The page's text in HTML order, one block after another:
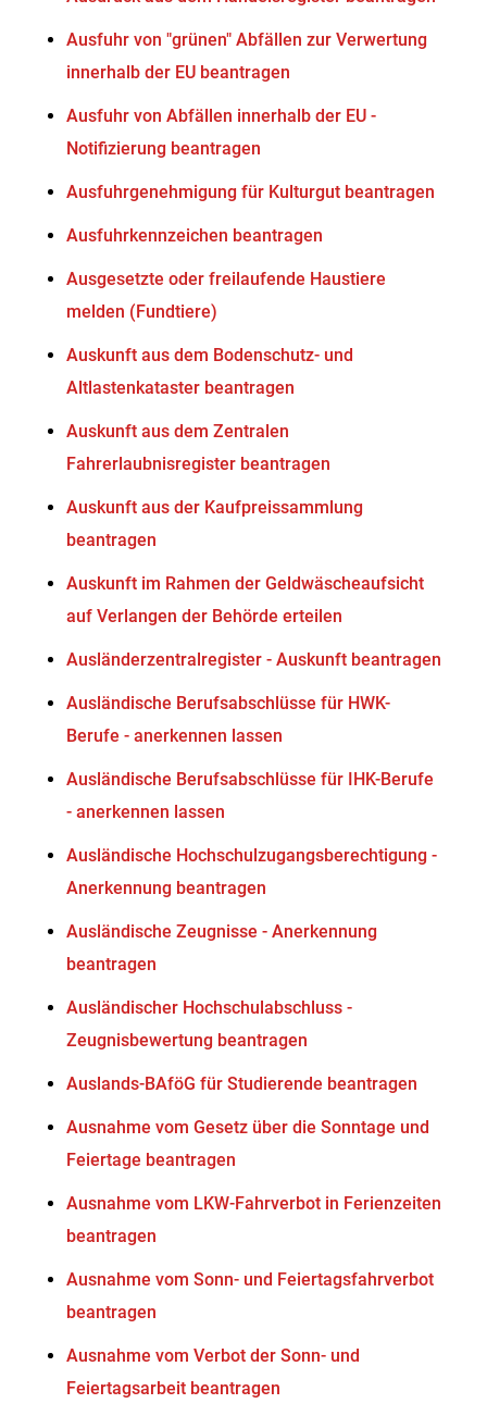
Ausfuhr von "grünen" Abfällen zur Verwertung
innerhalb der EU beantragen
Ausfuhr von Abfällen innerhalb der EU -
Notifizierung beantragen
Ausfuhrgenehmigung für Kulturgut beantragen
Ausfuhrkennzeichen beantragen
Ausgesetzte oder freilaufende Haustiere
melden (Fundtiere)
Auskunft aus dem Bodenschutz- und
Altlastenkataster beantragen
Auskunft aus dem Zentralen
Fahrerlaubnisregister beantragen
Auskunft aus der Kaufpreissammlung
beantragen
Auskunft im Rahmen der Geldwäscheaufsicht
auf Verlangen der Behörde erteilen
Ausländerzentralregister - Auskunft beantragen
Ausländische Berufsabschlüsse für HWK-
Berufe - anerkennen lassen
Ausländische Berufsabschlüsse für IHK-Berufe
- anerkennen lassen
Ausländische Hochschulzugangsberechtigung -
Anerkennung beantragen
Ausländische Zeugnisse - Anerkennung
beantragen
Ausländischer Hochschulabschluss -
Zeugnisbewertung beantragen
Auslands-BAföG für Studierende beantragen
Ausnahme vom Gesetz über die Sonntage und
Feiertage beantragen
Ausnahme vom LKW-Fahrverbot in Ferienzeiten
beantragen
Ausnahme vom Sonn- und Feiertagsfahrverbot
beantragen
Ausnahme vom Verbot der Sonn- und
Feiertagsarbeit beantragen